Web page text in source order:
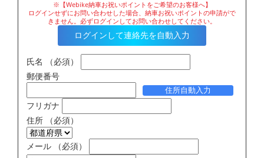
※【Webike納車お祝いポイントをご希望のお客様へ】
ログインせずにお問い合わせした場合、納車お祝いポイントの申請がで
きません。必ずログインしてお問い合わせしてください。
ログインして連絡先を自動入力
氏名
（必須）
郵便番号
住所自動入力
フリガナ
住所
（必須）
メール （必須）